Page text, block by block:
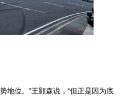
地位。”王颢森说，“但正是因为底